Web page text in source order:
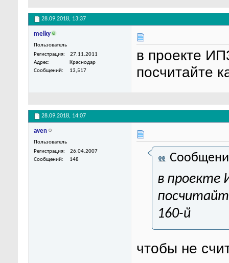
28.09.2018, 13:37
melky
Пользователь
Регистрация
27.11.2011
Адрес
Краснодар
Сообщений
13,517
в проекте
посчитайте
28.09.2018, 14:07
aven
Пользователь
Регистрация
26.04.2007
Сообщений
148
в проекте
160-й
чтобы не